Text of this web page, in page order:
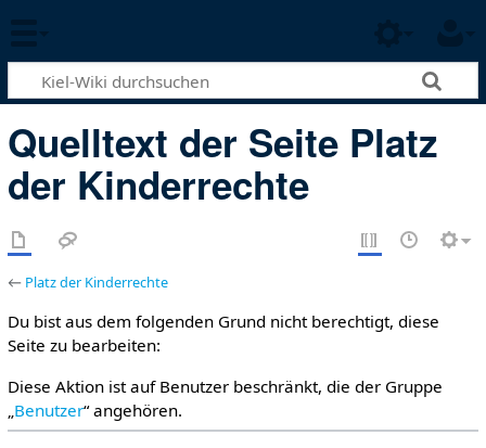
Quelltext der Seite Platz
der Kinderrechte
← Platz der Kinderrechte
Du bist aus dem folgenden Grund nicht berechtigt, diese
Seite zu bearbeiten:
Diese Aktion ist auf Benutzer beschränkt, die der Gruppe
Benutzer“ angehören.